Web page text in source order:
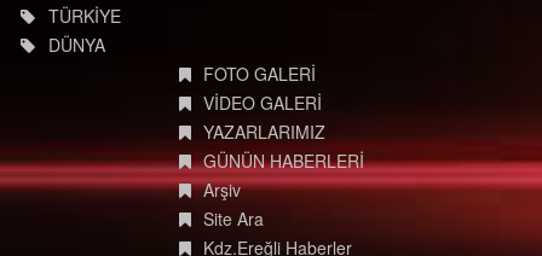
TÜRKİYE
DÜNYA
FOTO GALERİ
VİDEO GALERİ
YAZARLARIMIZ
GÜNÜN HABERLERİ
Arşiv
Site Ara
Kdz.Ereğli Haberler